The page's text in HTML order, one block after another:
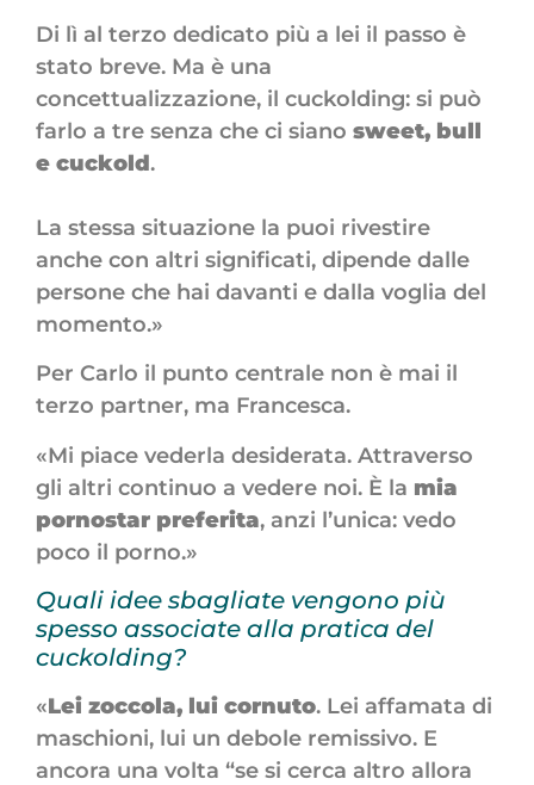
Di lì al terzo dedicato più a lei il passo è
stato breve. Ma è una
concettualizzazione, il cuckolding: si può
farlo a tre senza che ci siano sweet, bull
e cuckold.
La stessa situazione la puoi rivestire
anche con altri significati, dipende dalle
persone che hai davanti e dalla voglia del
momento.»
Per Carlo il punto centrale non è mai il
terzo partner, ma Francesca.
«Mi piace vederla desiderata. Attraverso
gli altri continuo a vedere noi. È la mia
pornostar preferita, anzi l’unica: vedo
poco il porno.»
Quali idee sbagliate vengono più
spesso associate alla pratica del
cuckolding?
«Lei zoccola, lui cornuto. Lei affamata di
maschioni, lui un debole remissivo. E
ancora una volta “se si cerca altro allora